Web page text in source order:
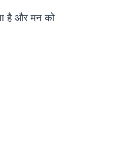
है और मन को